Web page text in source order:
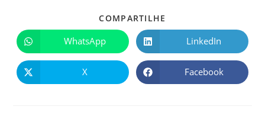
COMPARTILHE
WhatsApp LinkedIn
X Facebook